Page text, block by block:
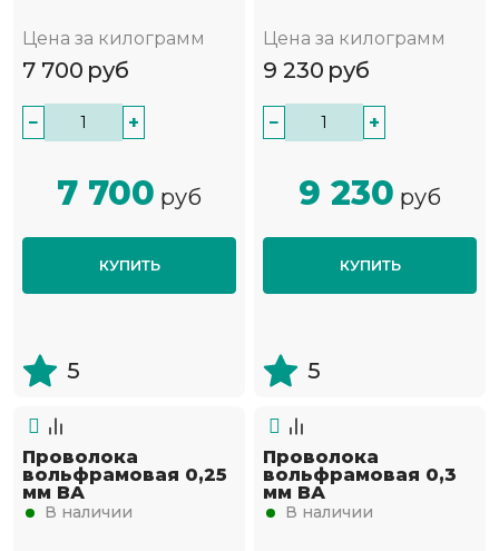
Цена за килограмм
7 700 руб
− +
7 700 руб
КУПИТЬ
5
Цена за килограмм
9 230 руб
− +
9 230 руб
КУПИТЬ
5
Проволока
вольфрамовая 0,25
мм ВА
В наличии
Проволока
вольфрамовая 0,3
мм ВА
В наличии